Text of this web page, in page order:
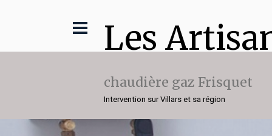
Les
chaudière gaz Frisquet
Intervention sur Villars et sa région